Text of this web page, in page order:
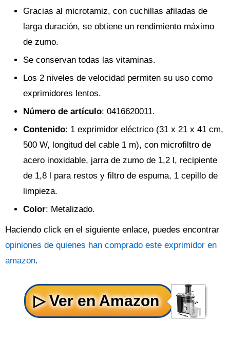
Gracias al microtamiz, con cuchillas afiladas de
larga duración, se obtiene un rendimiento máximo
de zumo.
Se conservan todas las vitaminas.
Los 2 niveles de velocidad permiten su uso como
exprimidores lentos.
Número de artículo: 0416620011.
Contenido: 1 exprimidor eléctrico (31 x 21 x 41 cm,
500 W, longitud del cable 1 m), con microfiltro de
acero inoxidable, jarra de zumo de 1,2 l, recipiente
de 1,8 l para restos y filtro de espuma, 1 cepillo de
limpieza.
Color: Metalizado.
Haciendo click en el siguiente enlace, puedes encontrar
opiniones de quienes han comprado este exprimidor en
amazon.